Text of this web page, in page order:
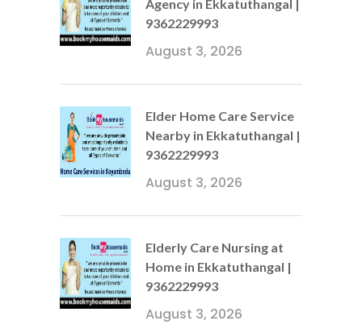
Agency in Ekkatuthangal |
9362229993
August 3, 2026
Elder Home Care Service
Nearby in Ekkatuthangal |
9362229993
August 3, 2026
Elderly Care Nursing at
Home in Ekkatuthangal |
9362229993
August 3, 2026